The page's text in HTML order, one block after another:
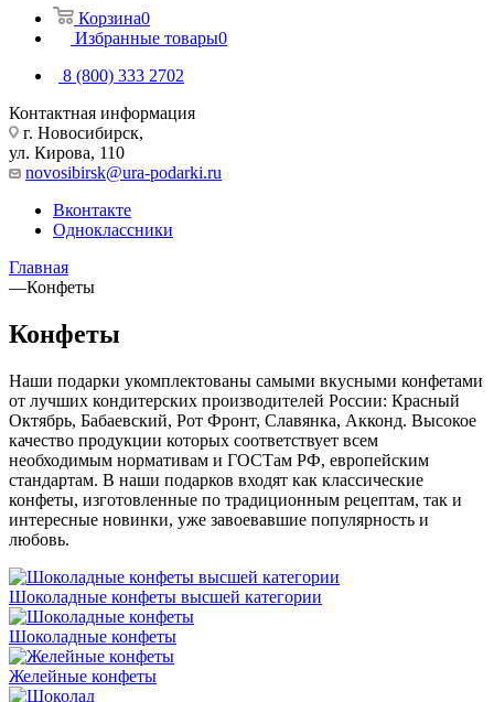
Корзина0
Избранные товары0
8 (800) 333 2702
Контактная информация
г. Новосибирск,
ул. Кирова, 110
novosibirsk@ura-podarki.ru
Вконтакте
Одноклассники
Главная
—Конфеты
Конфеты
Наши подарки укомплектованы самыми вкусными конфетами
от лучших кондитерских производителей России: Красный
Октябрь, Бабаевский, Рот Фронт, Славянка, Акконд. Высокое
качество продукции которых соответствует всем
необходимым нормативам и ГОСТам РФ, европейским
стандартам. В наши подарков входят как классические
конфеты, изготовленные по традиционным рецептам, так и
интересные новинки, уже завоевавшие популярность и
любовь.
Шоколадные конфеты высшей категории
Шоколадные конфеты
Желейные конфеты